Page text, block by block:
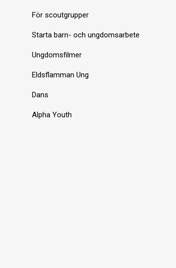
För scoutgrupper
Starta barn- och ungdomsarbete
Ungdomsfilmer
Eldsflamman Ung
Dans
Alpha Youth